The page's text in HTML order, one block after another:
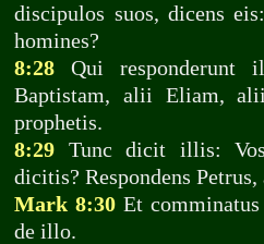
discipulos suos, dicens
homines?
8:28 Qui responderunt
Baptistam, alii Eliam,
prophetis.
8:29 Tunc dicit illis:
dicitis? Respondens
Mark 8:30 Et
de illo.